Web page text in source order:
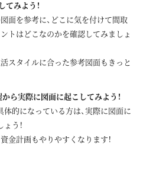
みよう！
面を参考に、どこに気を付けて間取
トはどこなのかを確認してみましょ
スタイルに合った参考図面もきっと
ら実際に図面に起こしてみよう！
的になっている方は、実際に図面に
う！
金計画もやりやすくなります！